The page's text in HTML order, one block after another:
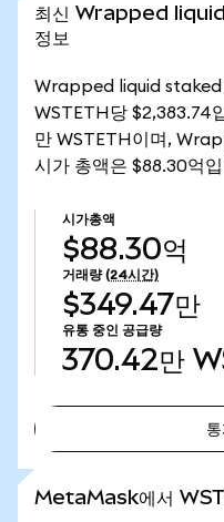
최신 Wrapped
정보
Wrapped liquid staked
WSTETH당 $2,383.74
만 WSTETH이며,
시가 총액은 $88.30억
시가총액
$88.30억
거래량 (24시간)
$349.47만
유통 중인 공급량
370.42만
통
MetaMask에서